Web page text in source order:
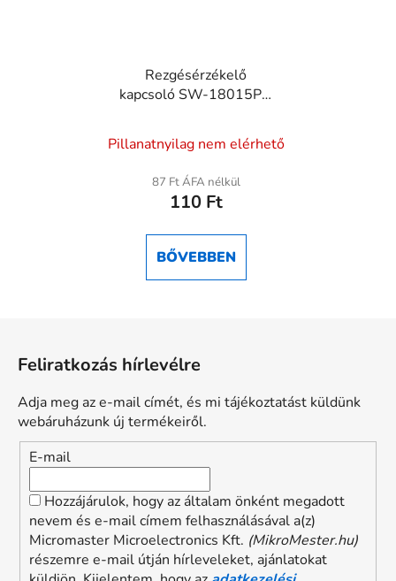
Rezgésérzékelő
kapcsoló SW-18015P –
mechanikus
Pillanatnyilag nem elérhető
87 Ft ÁFA nélkül
110 Ft
BŐVEBBEN
Feliratkozás hírlevélre
Adja meg az e-mail címét, és mi tájékoztatást küldünk
webáruházunk új termékeiről.
E-mail
Hozzájárulok, hogy az általam önként megadott
nevem és e-mail címem felhasználásával a(z)
Micromaster Microelectronics Kft. (MikroMester.hu)
részemre e-mail útján hírleveleket, ajánlatokat